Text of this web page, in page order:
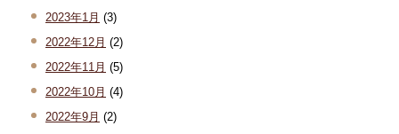
2023年1月 (3)
2022年12月 (2)
2022年11月 (5)
2022年10月 (4)
2022年9月 (2)